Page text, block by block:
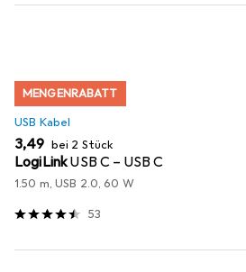
MENGENRABATT
USB Kabel
EUR
3,49 bei 2 Stück
LogiLinkUSB C – USB C
1.50 m, USB 2.0, 60 W
53